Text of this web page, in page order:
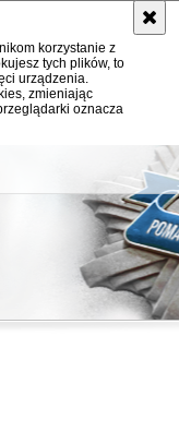
korzystanie z
tych plików, to
urządzenia.
zmieniając
oznacza